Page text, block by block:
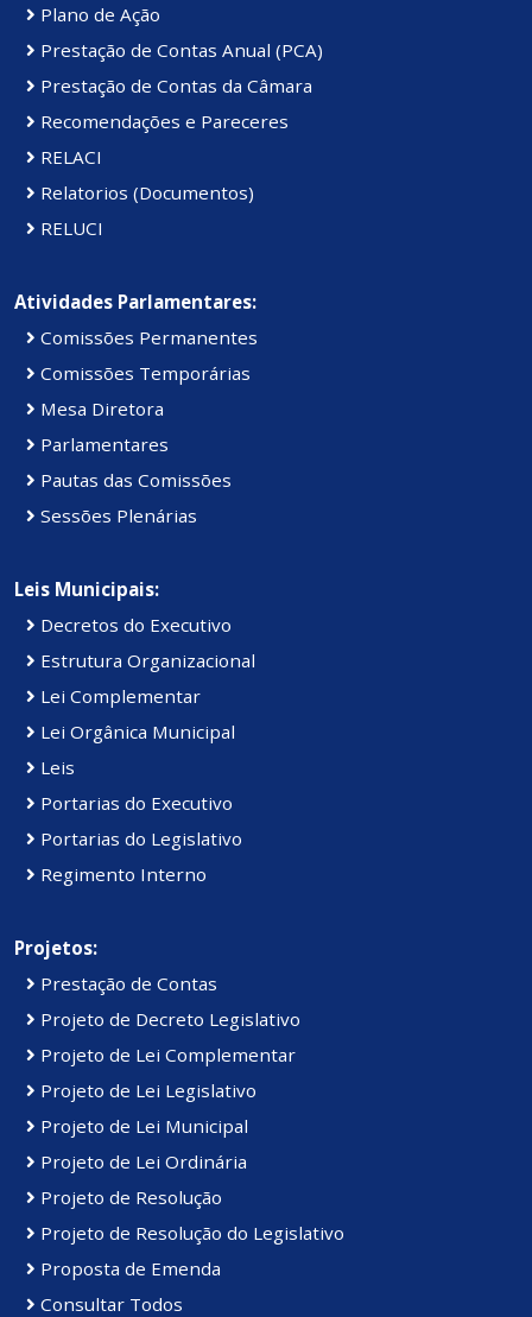
Plano de Ação
Prestação de Contas Anual (PCA)
Prestação de Contas da Câmara
Recomendações e Pareceres
RELACI
Relatorios (Documentos)
RELUCI
Atividades Parlamentares:
Comissões Permanentes
Comissões Temporárias
Mesa Diretora
Parlamentares
Pautas das Comissões
Sessões Plenárias
Leis Municipais:
Decretos do Executivo
Estrutura Organizacional
Lei Complementar
Lei Orgânica Municipal
Leis
Portarias do Executivo
Portarias do Legislativo
Regimento Interno
Projetos:
Prestação de Contas
Projeto de Decreto Legislativo
Projeto de Lei Complementar
Projeto de Lei Legislativo
Projeto de Lei Municipal
Projeto de Lei Ordinária
Projeto de Resolução
Projeto de Resolução do Legislativo
Proposta de Emenda
Consultar Todos